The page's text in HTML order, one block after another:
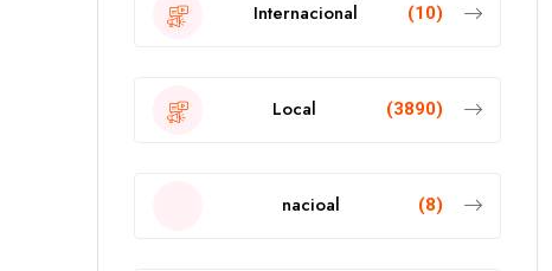
Internacional (10)
Local (3890)
nacioal (8)